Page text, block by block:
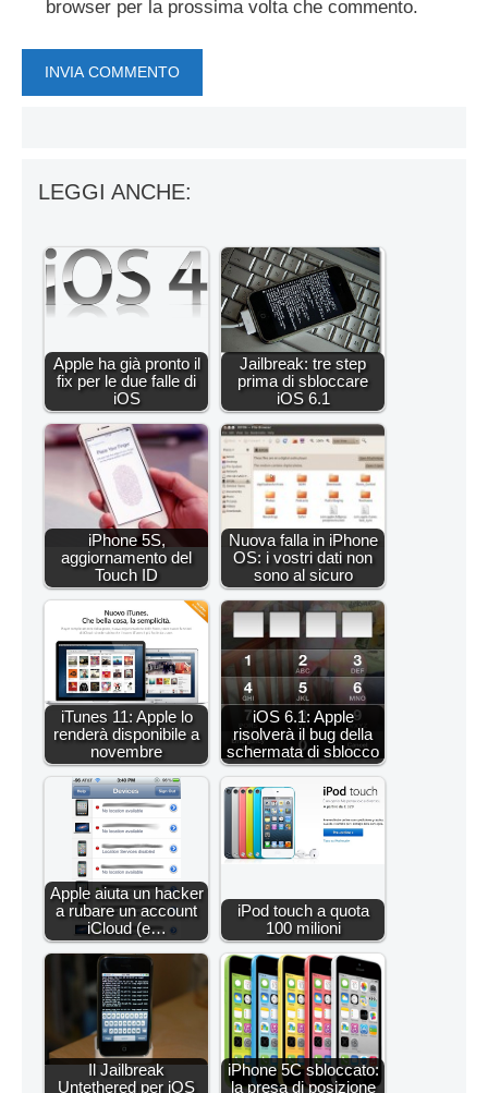
browser per la prossima volta che commento.
LEGGI ANCHE:
Apple ha già pronto il
fix per le due falle di
iOS
Jailbreak: tre step
prima di sbloccare
iOS 6.1
iPhone 5S,
aggiornamento del
Touch ID
Nuova falla in iPhone
OS: i vostri dati non
sono al sicuro
iTunes 11: Apple lo
renderà disponibile a
novembre
iOS 6.1: Apple
risolverà il bug della
schermata di sblocco
Apple aiuta un hacker
a rubare un account
iCloud (e…
iPod touch a quota
100 milioni
Il Jailbreak
Untethered per iOS
iPhone 5C sbloccato:
la presa di posizione